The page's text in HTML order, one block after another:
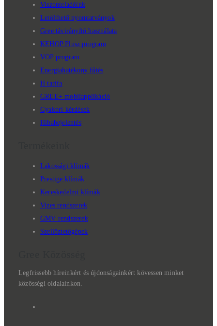
Viszonteladóink
Letölthető nyomtatványok
Gree távirányító használata
KEHOP Plusz program
VOP program
Energiahatékony fűtés
H tarifa
GREE+ mobilapplikáció
Gyakori kérdések
Hibabejelentés
Lakossági klímák
Prestige klímák
Kereskedelmi klímák
Vizes rendszerek
GMV rendszerek
Szellőztetőgépek
Legfrissebb híreinkért és újdonságainkért kövessen minket
közösségi oldalainkon.